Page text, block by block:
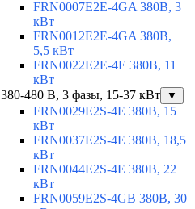
FRN0007E2E-4GA 380В, 3
кВт
FRN0012E2E-4GA 380В,
5,5 кВт
FRN0022E2E-4E 380В, 11
кВт
380-480 В, 3 фазы, 15-37 кВт
▼
FRN0029E2S-4E 380В, 15
кВт
FRN0037E2S-4E 380В, 18,5
кВт
FRN0044E2S-4E 380В, 22
кВт
FRN0059E2S-4GB 380В, 30